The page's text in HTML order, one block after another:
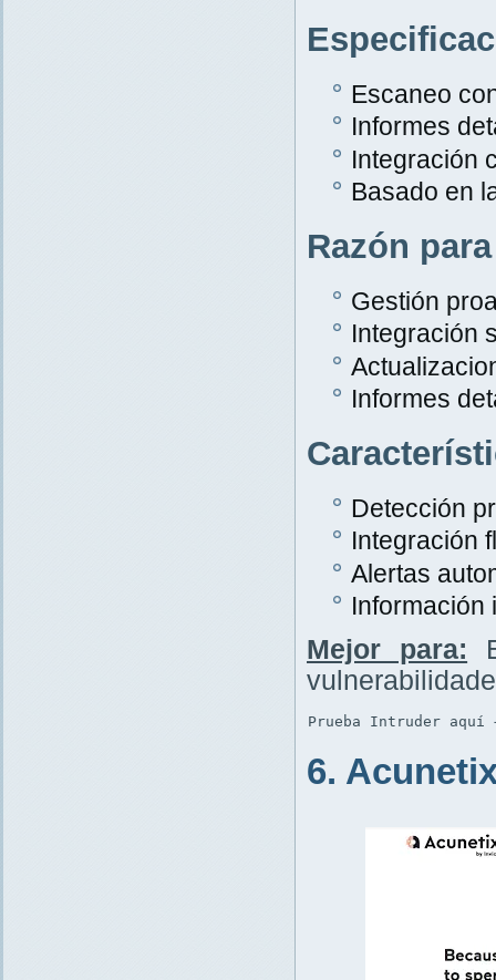
Escaneo
Informes
Integración
Basado en
Razón
Gestión
Integración
Informes
Detección
Integración
Alertas
Información
Mejor para:
Prueba Intruder
6.